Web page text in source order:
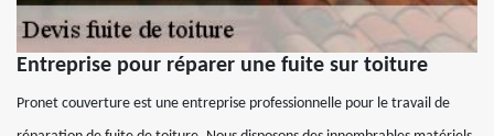
Entreprise pour réparer une fuite sur toiture
Pronet couverture est une entreprise professionnelle pour le travail de